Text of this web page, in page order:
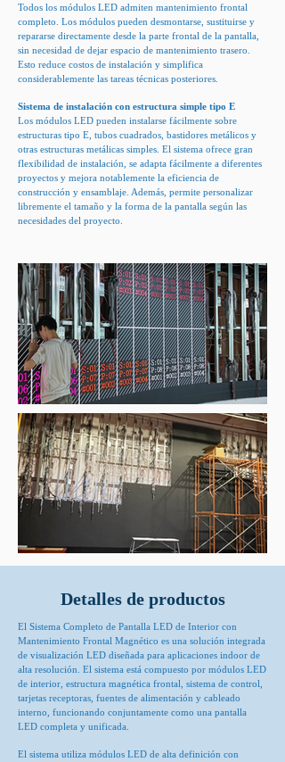
Todos los módulos LED admiten mantenimiento frontal
completo. Los módulos pueden desmontarse, sustituirse y
repararse directamente desde la parte frontal de la pantalla,
sin necesidad de dejar espacio de mantenimiento trasero.
Esto reduce costos de instalación y simplifica
considerablemente las tareas técnicas posteriores.
Sistema de instalación con estructura simple tipo E
Los módulos LED pueden instalarse fácilmente sobre
estructuras tipo E, tubos cuadrados, bastidores metálicos y
otras estructuras metálicas simples. El sistema ofrece gran
flexibilidad de instalación, se adapta fácilmente a diferentes
proyectos y mejora notablemente la eficiencia de
construcción y ensamblaje. Además, permite personalizar
libremente el tamaño y la forma de la pantalla según las
necesidades del proyecto.
Detalles de productos
El Sistema Completo de Pantalla LED de Interior con
Mantenimiento Frontal Magnético es una solución integrada
de visualización LED diseñada para aplicaciones indoor de
alta resolución. El sistema está compuesto por módulos LED
de interior, estructura magnética frontal, sistema de control,
tarjetas receptoras, fuentes de alimentación y cableado
interno, funcionando conjuntamente como una pantalla
LED completa y unificada.
El sistema utiliza módulos LED de alta definición con